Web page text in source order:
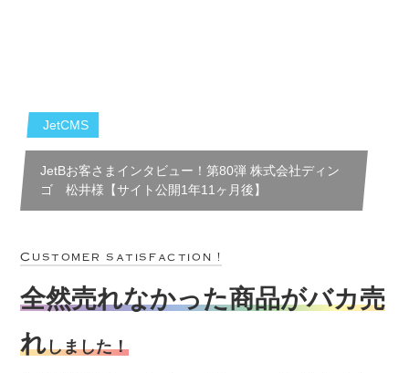
Customer satisfaction !
全然売れなかった商品がバカ売
れしました！
JetCMS
JetBお客さまインタビュー！第80弾 株式会社ディン
ゴ 松井様【サイト公開1年11ヶ月後】